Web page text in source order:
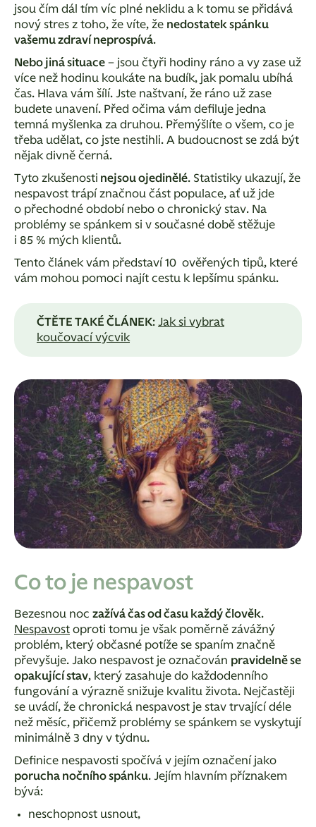
jsou čím dál tím víc plné neklidu a k tomu se přidává
nový stres z toho, že víte, že nedostatek spánku
vašemu zdraví neprospívá.
Nebo jiná situace – jsou čtyři hodiny ráno a vy zase už
více než hodinu koukáte na budík, jak pomalu ubíhá
čas. Hlava vám šílí. Jste naštvaní, že ráno už zase
budete unavení. Před očima vám defiluje jedna
temná myšlenka za druhou. Přemýšlíte o všem, co je
třeba udělat, co jste nestihli. A budoucnost se zdá být
nějak divně černá.
Tyto zkušenosti nejsou ojedinělé. Statistiky ukazují, že
nespavost trápí značnou část populace, ať už jde
o přechodné období nebo o chronický stav. Na
problémy se spánkem si v současné době stěžuje
i 85 % mých klientů.
Tento článek vám představí 10 ověřených tipů, které
vám mohou pomoci najít cestu k lepšímu spánku.
ČTĚTE TAKÉ ČLÁNEK: Jak si vybrat
koučovací výcvik
Co to je nespavost
Bezesnou noc zažívá čas od času každý člověk.
Nespavost oproti tomu je však poměrně závážný
problém, který občasné potíže se spaním značně
převyšuje. Jako nespavost je označován pravidelně se
opakující stav, který zasahuje do každodenního
fungování a výrazně snižuje kvalitu života. Nejčastěji
se uvádí, že chronická nespavost je stav trvající déle
než měsíc, přičemž problémy se spánkem se vyskytují
minimálně 3 dny v týdnu.
Definice nespavosti spočívá v jejím označení jako
porucha nočního spánku. Jejím hlavním příznakem
bývá:
neschopnost usnout,